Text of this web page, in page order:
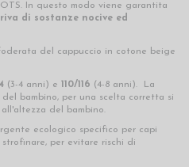
In questo modo viene garantita
di sostanze nocive ed
del cappuccio in cotone beige
(3-4 anni) e 110/116 (4-8 anni). La
bambino, per una scelta corretta si
del bambino.
ecologico specifico per capi
per evitare rischi di